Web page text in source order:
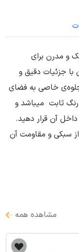
و مدرن برای
با جزئیات دقیق و
خاصی به فضای
رنگ ثابت میباشد و
آن قرار دهید.
سبکی و مقاومت آن
مشاهده همه